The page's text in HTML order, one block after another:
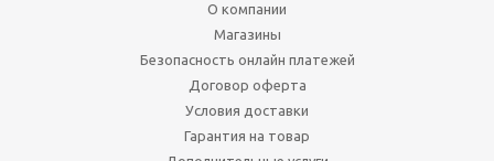
О компании
Магазины
Безопасность онлайн платежей
Договор оферта
Условия доставки
Гарантия на товар